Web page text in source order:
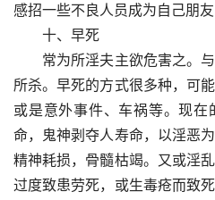
感招一些不良人员成为自己朋友
十、早死
常为所淫夫主欲危害之。与
所杀。早死的方式很多种，可
或是意外事件、车祸等。现
命，鬼神剥夺人寿命，以淫恶
精神耗损，骨髓枯竭。又或淫
过度致患劳死，或生毒疮而致